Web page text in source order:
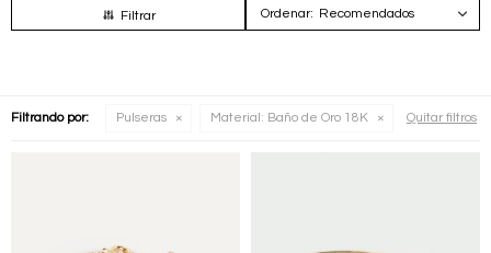
Recomendados
Filtrando por: Pulseras Material: Baño de Oro 18K Quitar filtros